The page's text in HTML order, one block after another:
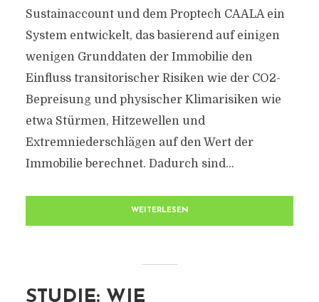
Sustainaccount und dem Proptech CAALA ein
System entwickelt, das basierend auf einigen
wenigen Grunddaten der Immobilie den
Einfluss transitorischer Risiken wie der CO2-
Bepreisung und physischer Klimarisiken wie
etwa Stürmen, Hitzewellen und
Extremniederschlägen auf den Wert der
Immobilie berechnet. Dadurch sind...
WEITERLESEN
STUDIE: WIE